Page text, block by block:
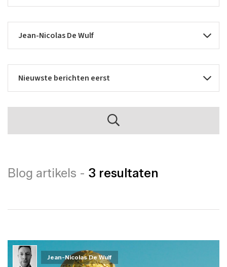
Blog artikels - 3 resultaten
Jean-Nicolas De Wulf